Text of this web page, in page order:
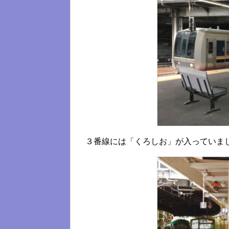
３番線には「くろしお」が入っていま